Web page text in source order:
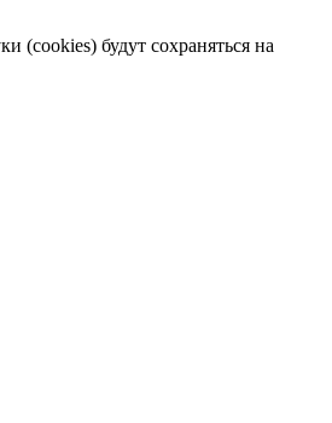
(cookies) будут сохраняться на